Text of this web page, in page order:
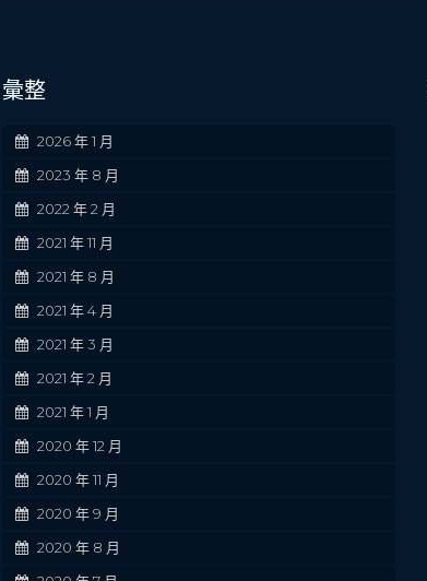
彙整
2026 年 1 月
2023 年 8 月
2022 年 2 月
2021 年 11 月
2021 年 8 月
2021 年 4 月
2021 年 3 月
2021 年 2 月
2021 年 1 月
2020 年 12 月
2020 年 11 月
2020 年 9 月
2020 年 8 月